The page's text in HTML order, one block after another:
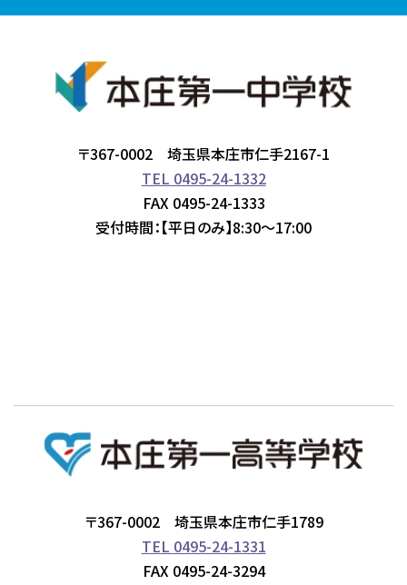
〒367-0002 埼玉県本庄市仁手2167-1
TEL 0495-24-1332
FAX 0495-24-1333
受付時間：【平日のみ】8:30～17:00
〒367-0002 埼玉県本庄市仁手1789
TEL 0495-24-1331
FAX 0495-24-3294